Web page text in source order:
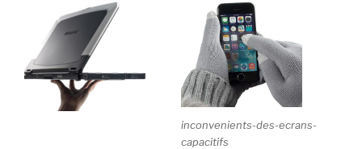
inconvenients-des-ecrans-
capacitifs